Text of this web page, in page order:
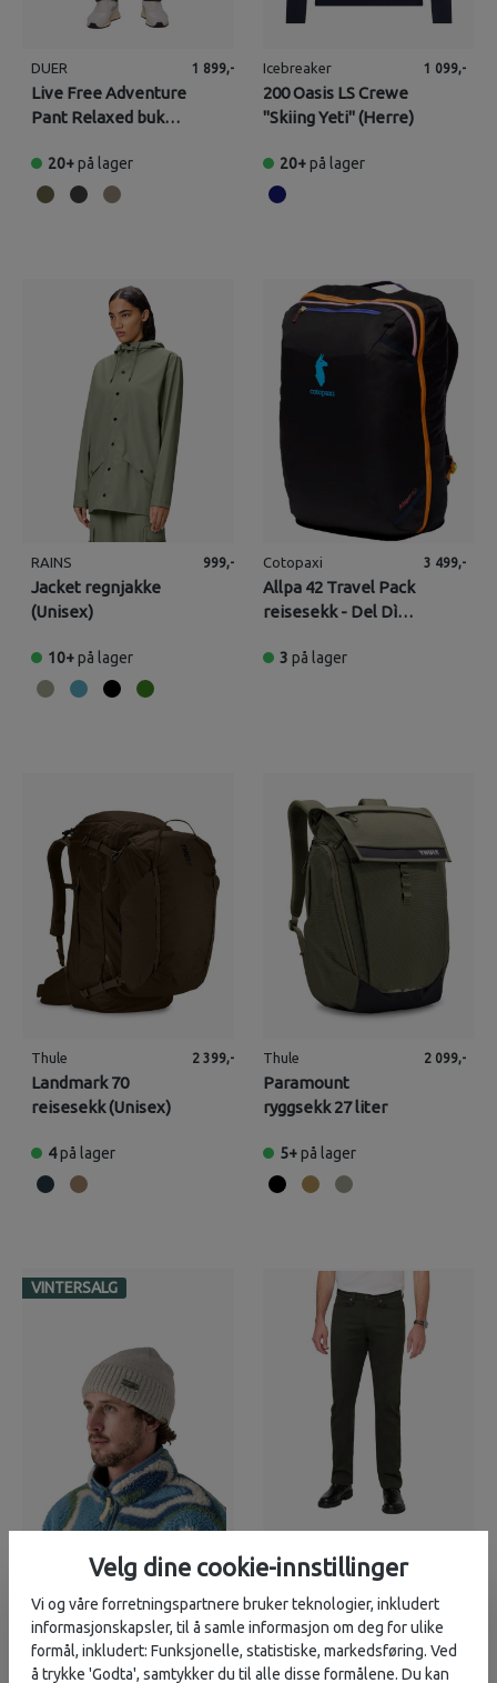
DUER
Live Free Adventure
Pant Relaxed bukse
1 899,-
20+på lager
Icebreaker
200 Oasis LS Crewe
"Skiing Yeti" (Herre)
1 099,-
20+på lager
RAINS
Jacket regnjakke
(Unisex)
999,-
10+på lager
Cotopaxi
Allpa 42 Travel Pack
reisesekk - Del Dìa
3 499,-
3 på lager
Thule
Landmark 70
reisesekk (Unisex)
2 399,-
4på lager
Thule
Paramount
ryggsekk 27 liter
2 099,-
5+på lager
VINTERSALG
Brodeo Beanie
4på lager
DUER
No Sweat Straight
bukse (Herre)
20+på lager
Velg dine cookie-innstillinger
Vi og våre forretningspartnere bruker teknologier, inkludert
informasjonskapsler, til å samle informasjon om deg for ulike
formål, inkludert: Funksjonelle, statistiske, markedsføring. Ved
å trykke 'Godta', samtykker du til alle disse formålene. Du kan